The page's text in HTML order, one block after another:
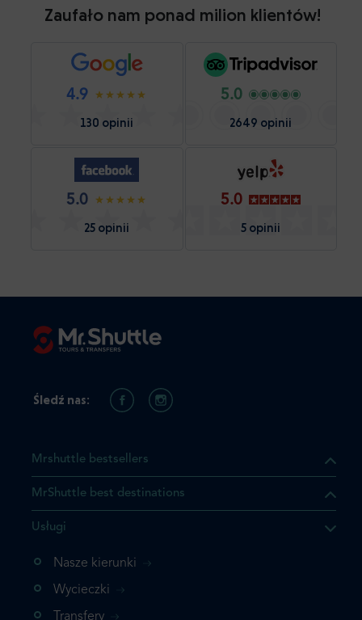
Zaufało nam ponad milion klientów!
4.9
130 opinii
5.0
2649 opinii
5.0
25 opinii
5.0
5 opinii
którego szukasz jest już
nie chcesz dodawać go
Mrshuttle bestsellers
MrShuttle best destinations
Usługi
Nasze kierunki
Wycieczki
Transfery
Śledź nas: